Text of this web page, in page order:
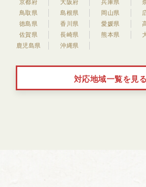
京都府 大阪府 兵庫県
鳥取県
島根県 岡山県
徳島県
香川県 愛媛県
佐賀県
長崎県 熊本県
鹿児島県
沖縄県
対応地域一覧を見る